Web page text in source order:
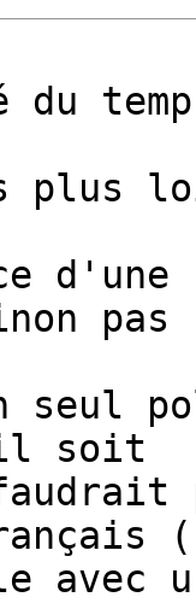
du
d'une
pas
seul
soit
avec